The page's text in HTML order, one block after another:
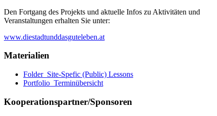
Den Fortgang des Projekts und aktuelle Infos zu Aktivitäten und
Veranstaltungen erhalten Sie unter:
www.diestadtunddasguteleben.at
Materialien
Folder_Site-Spefic (Public) Lessons
Portfolio_Terminübersicht
Kooperationspartner/Sponsoren